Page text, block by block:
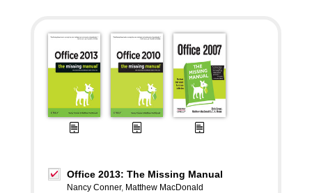
Office 2013: The Missing Manual
Nancy Conner, Matthew MacDonald